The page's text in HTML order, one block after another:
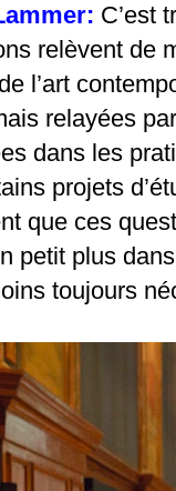
C’est
relèvent de
l’art
relayées
dans les
projets
que ces
petit plus
toujours